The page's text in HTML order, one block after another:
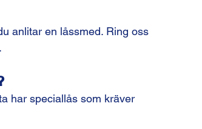
anlitar en låssmed. Ring oss
har speciallås som kräver